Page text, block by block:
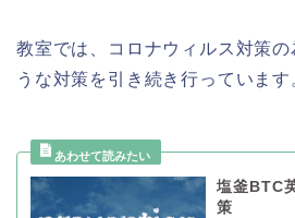
教室では、コロナウィルス対策の
うな対策を引き続き行っています
塩釜BTC
策